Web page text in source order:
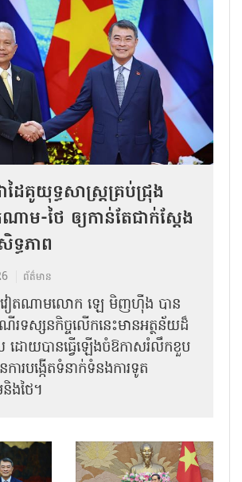
ៃគូយុទ្ធសាស្ត្រគ្រប់ជ្រុង
ាម-ថៃ ឲ្យកាន់តែជាក់ស្ដែង
ធភាព
ព័ត៌មាន
រីវៀតណាមលោក ឡេ មិញហ៊ឹង បាន
រទស្សនកិច្ចលើកនេះមានអត្ថន័យដ៏
ោយបានធ្វើឡើងចំឱកាសរំលឹកខួប
របង្កើតទំនាក់ទំនងការទូត
ងថៃ។